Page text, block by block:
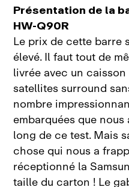
Présentation de la
HW‑Q90R
Le prix de cette barre
élevé. Il faut tout de
livrée avec un
satellites surround
nombre
embarquées que
long de ce test. Mais
chose qui nous a
réceptionné la
taille du carton ! Le